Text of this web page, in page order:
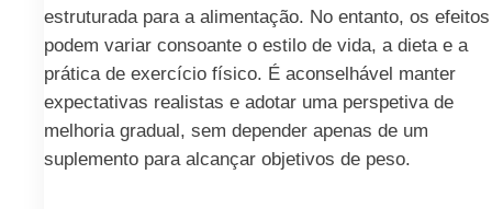
estruturada para a alimentação. No entanto, os efeitos
podem variar consoante o estilo de vida, a dieta e a
prática de exercício físico. É aconselhável manter
expectativas realistas e adotar uma perspetiva de
melhoria gradual, sem depender apenas de um
suplemento para alcançar objetivos de peso.